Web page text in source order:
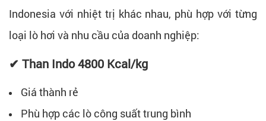
Indonesia với nhiệt trị khác nhau, phù hợp với từng
loại lò hơi và nhu cầu của doanh nghiệp:
✔ Than Indo 4800 Kcal/kg
Giá thành rẻ
Phù hợp các lò công suất trung bình